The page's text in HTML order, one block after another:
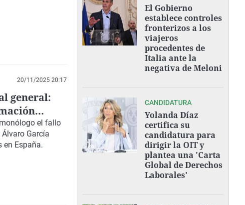
20/11/2025 20:17
general:
el fallo
García
en España.
El Gobierno
establece controles
fronterizos a los
viajeros
procedentes de
Italia ante la
negativa de Meloni
CANDIDATURA
Yolanda Díaz
certifica su
candidatura para
dirigir la OIT y
plantea una 'Carta
Global de Derechos
Laborales'